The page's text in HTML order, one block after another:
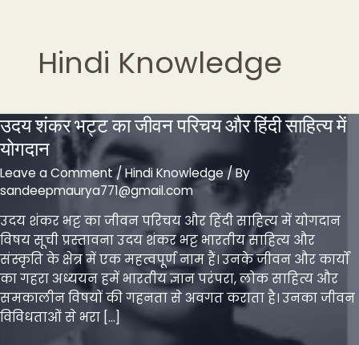
Hindi Knowledge
उदय शंकर भट्ट का जीवन परिचय और हिंदी साहित्य में
योगदान
Leave a Comment / Hindi Knowledge/ By
sandeepmaurya771@gmail.com
उदय शंकर भट्ट का जीवन परिचय और हिंदी साहित्य में योगदान
विषय सूची प्रस्तावना उदय शंकर भट्ट भारतीय साहित्य और
संस्कृति के क्षेत्र में एक महत्वपूर्ण नाम हैं। उनके जीवन और कार्यों
का गहरा अध्ययन हमें भारतीय ज्ञान परंपरा, लोक साहित्य और
समकालीन विषयों की गहनता से अवगत कराता है। उनका जीवन
विविधताओं से भरा […]